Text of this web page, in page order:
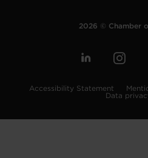
2026 © Chamber
Accessibility Statement
Data